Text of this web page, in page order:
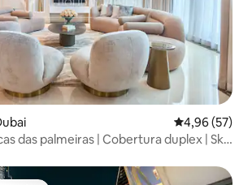
4,96 de uma
4,96 (57)
das palmeiras | Cobertura duplex | Sky